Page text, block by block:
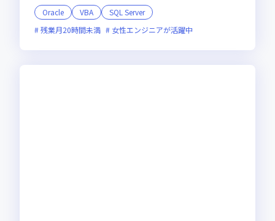
Oracle
VBA
SQL Server
残業月20時間未満
女性エンジニアが活躍中